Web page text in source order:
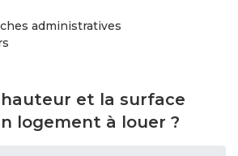
administratives
et la surface
logement à louer ?